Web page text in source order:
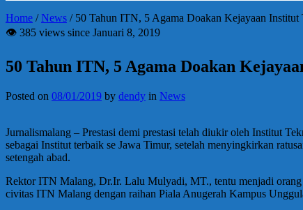
Home /News / 50 Tahun ITN, 5 Agama Doakan Kejayaan Institut
👁 385 views since Januari 8, 2019
50 Tahun ITN, 5 Agama Doakan
Posted on 08/01/2019 by dendy in News
Jurnalismalang – Prestasi demi prestasi telah diukir oleh Institut
sebagai Institut terbaik se Jawa Timur, setelah menyingkirkan
setengah abad.
Rektor ITN Malang, Dr.Ir. Lalu Mulyadi, MT., tentu menjadi orang
civitas ITN Malang dengan raihan Piala Anugerah Kampus